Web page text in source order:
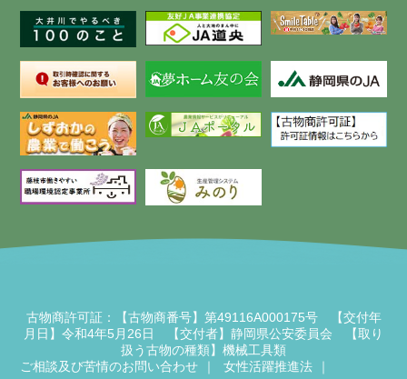
古物商許可証：【古物商番号】第49116A000175号 【交付年
月日】令和4年5月26日 【交付者】静岡県公安委員会 【取り
扱う古物の種類】機械工具類
ご相談及び苦情のお問い合わせ
女性活躍推進法